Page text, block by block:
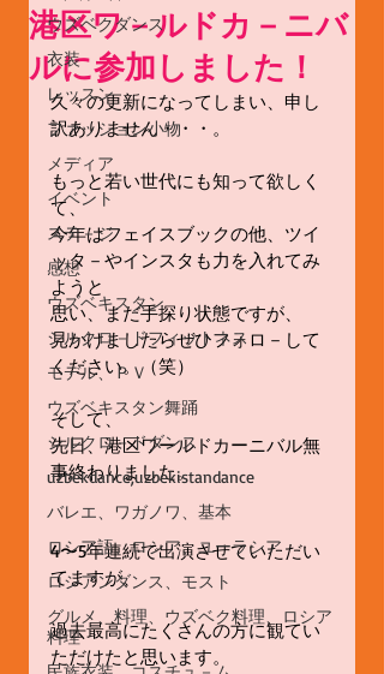
ウズベクダンス
衣装
レッスン
ファッション小物
メディア
イベント
ステ－ジ
感想
ウズベキスタン
シルクロ－ドフィットネス
モデル、ＰＶ
ウズベキスタン舞踊
シルクロ－ドダンス
uzbekdance,uzbekistandance
バレエ、ワガノワ、基本
ロシア語、ロシア、ユーラシア
ロシアンダンス、モスト
グルメ、料理、ウズベク料理、ロシア
料理
港区ワ－ルドカ－ニバ
ルに参加しました！
久々の更新になってしまい、申し
訳ありません・・・。
もっと若い世代にも知って欲しく
て、
今年はフェイスブックの他、ツイ
ッタ－やインスタも力を入れてみ
ようと
思い、まだ手探り状態ですが、
見かけましたらぜひフォロ－して
ください。（笑）
そして、
先日、港区ワールドカーニバル無
事終わりました。
4〜5年連続で出演させていただい
てますが、
過去最高にたくさんの方に観てい
ただけたと思います。